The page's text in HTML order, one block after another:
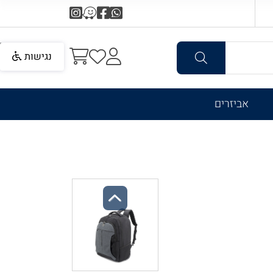
אביזרים
Previous
נגישות